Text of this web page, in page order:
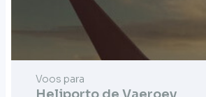
Voos para